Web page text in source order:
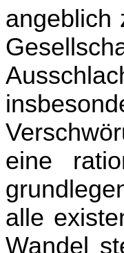
angeblich
eine
alle
Wandel